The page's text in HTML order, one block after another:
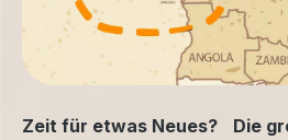
Zeit für etwas Neues? Die